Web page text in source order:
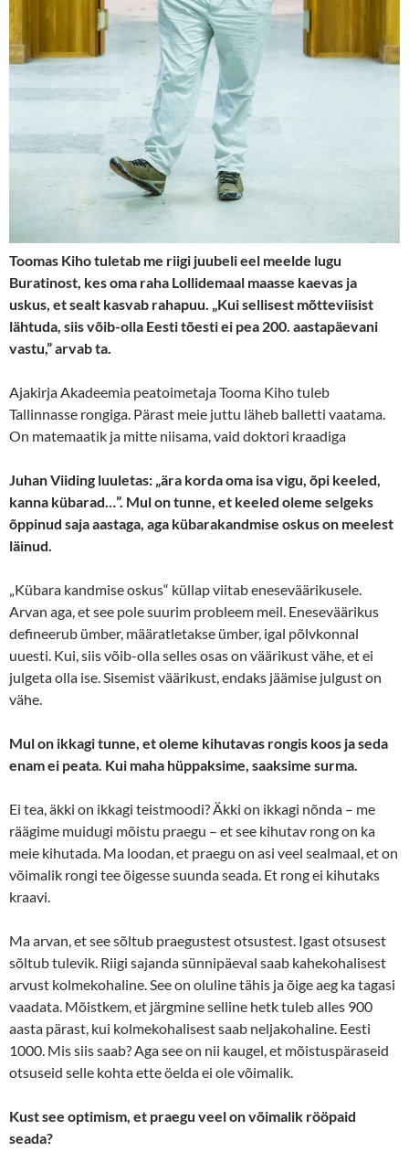
Toomas Kiho tuletab me riigi juubeli eel meelde lugu
Buratinost, kes oma raha Lollidemaal maasse kaevas ja
uskus, et sealt kasvab rahapuu. „Kui sellisest mõtteviisist
lähtuda, siis võib-olla Eesti tõesti ei pea 200. aastapäevani
vastu,” arvab ta.
Ajakirja Akadeemia peatoimetaja Tooma Kiho tuleb
Tallinnasse rongiga. Pärast meie juttu läheb balletti vaatama.
On matemaatik ja mitte niisama, vaid doktori kraadiga
Juhan Viiding luuletas: „ära korda oma isa vigu, õpi keeled,
kanna kübarad…”. Mul on tunne, et keeled oleme selgeks
õppinud saja aastaga, aga kübarakandmise oskus on meelest
läinud.
„Kübara kandmise oskus“ küllap viitab eneseväärikusele.
Arvan aga, et see pole suurim probleem meil. Eneseväärikus
defineerub ümber, määratletakse ümber, igal põlvkonnal
uuesti. Kui, siis võib-olla selles osas on väärikust vähe, et ei
julgeta olla ise. Sisemist väärikust, endaks jäämise julgust on
vähe.
Mul on ikkagi tunne, et oleme kihutavas rongis koos ja seda
enam ei peata. Kui maha hüppaksime, saaksime surma.
Ei tea, äkki on ikkagi teistmoodi? Äkki on ikkagi nõnda – me
räägime muidugi mõistu praegu – et see kihutav rong on ka
meie kihutada. Ma loodan, et praegu on asi veel sealmaal, et on
võimalik rongi tee õigesse suunda seada. Et rong ei kihutaks
kraavi.
Ma arvan, et see sõltub praegustest otsustest. Igast otsusest
sõltub tulevik. Riigi sajanda sünnipäeval saab kahekohalisest
arvust kolmekohaline. See on oluline tähis ja õige aeg ka tagasi
vaadata. Mõistkem, et järgmine selline hetk tuleb alles 900
aasta pärast, kui kolmekohalisest saab neljakohaline. Eesti
1000. Mis siis saab? Aga see on nii kaugel, et mõistuspäraseid
otsuseid selle kohta ette öelda ei ole võimalik.
Kust see optimism, et praegu veel on võimalik rööpaid
seada?